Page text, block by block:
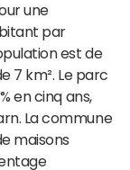
une
par
est de
7 km². Le parc
en cinq ans,
La commune
maisons